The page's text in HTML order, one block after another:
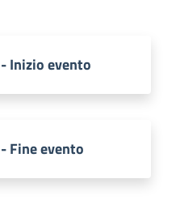
Inizio evento
Fine evento